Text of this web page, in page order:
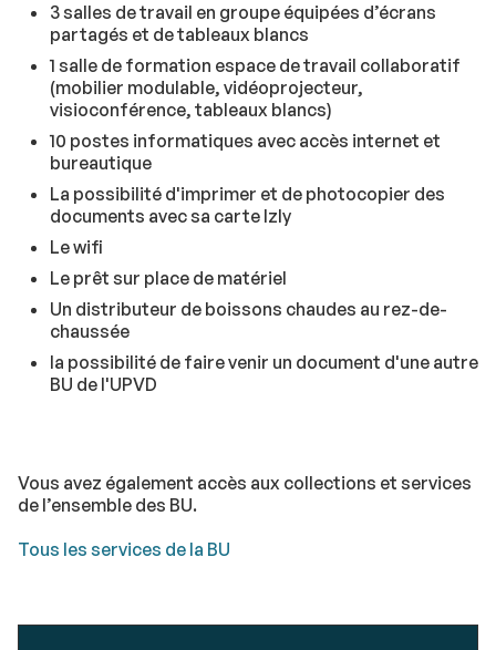
3 salles de travail en groupe équipées d’écrans
partagés et de tableaux blancs
1 salle de formation espace de travail collaboratif
(mobilier modulable, vidéoprojecteur,
visioconférence, tableaux blancs)
10 postes informatiques avec accès internet et
bureautique
La possibilité d'imprimer et de photocopier des
documents avec sa carte Izly
Le wifi
Le prêt sur place de matériel
Un distributeur de boissons chaudes au rez-de-
chaussée
la possibilité de faire venir un document d'une autre
BU de l'UPVD
Vous avez également accès aux collections et services
de l’ensemble des BU.
Tous les services de la BU